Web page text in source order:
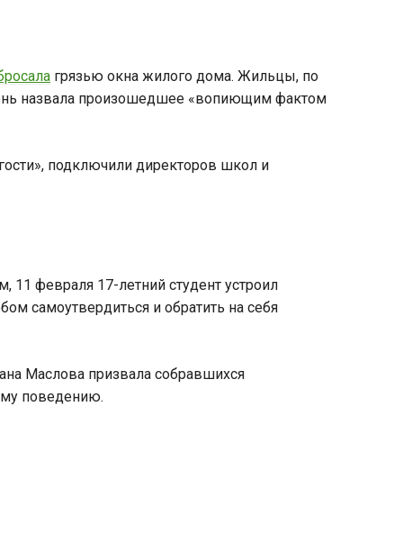
грязью окна жилого дома. Жильцы, по
назвала произошедшее «вопиющим фактом
подключили директоров школ и
февраля 17-летний студент устроил
самоутвердиться и обратить на себя
Маслова призвала собравшихся
поведению.